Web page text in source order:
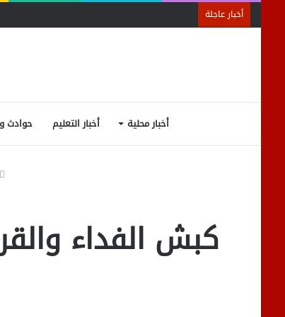
أخبار عاجلة
أخبار محلية أخبار التعليم حوادث
كبش الفداء